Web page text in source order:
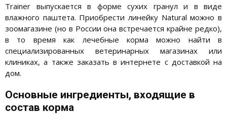
Trainer выпускается в форме сухих гранул и в виде
влажного паштета. Приобрести линейку Natural можно в
зоомагазине (но в России она встречается крайне редко),
в то время как лечебные корма можно найти в
специализированных ветеринарных магазинах или
клиниках, а также заказать в интернете с доставкой на
дом.
Основные ингредиенты, входящие в
состав корма